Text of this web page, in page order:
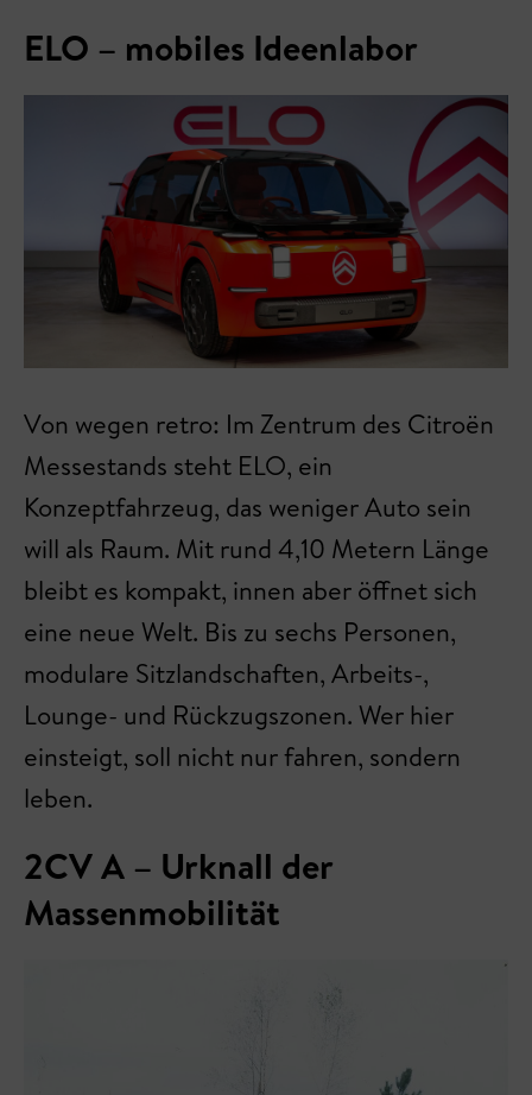
ELO – mobiles Ideenlabor
Von wegen retro: Im Zentrum des Citroën
Messestands steht ELO, ein
Konzeptfahrzeug, das weniger Auto sein
will als Raum. Mit rund 4,10 Metern Länge
bleibt es kompakt, innen aber öffnet sich
eine neue Welt. Bis zu sechs Personen,
modulare Sitzlandschaften, Arbeits-,
Lounge- und Rückzugszonen. Wer hier
einsteigt, soll nicht nur fahren, sondern
leben.
2CV A – Urknall der
Massenmobilität